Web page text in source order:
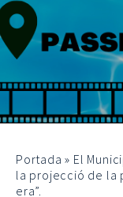
Portada » El
la projecció de la
era”.